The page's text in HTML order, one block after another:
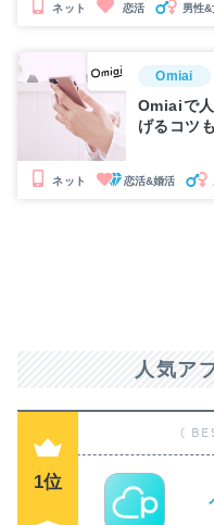
ネット 恋活 男性
Omiai
Omiaiで
げるコツ
ネット 恋活&婚活
人気ア
1位